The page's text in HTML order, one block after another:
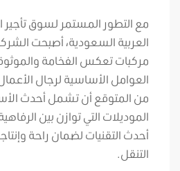
مع التطور المستمر لسوق تأجير
العربية السعودية، أصبحت
مركبات تعكس الفخامة
من المتوقع أن تشمل أحدث
الموديلات التي توازن بين
أحدث التقنيات لضمان راحة
التنقل.